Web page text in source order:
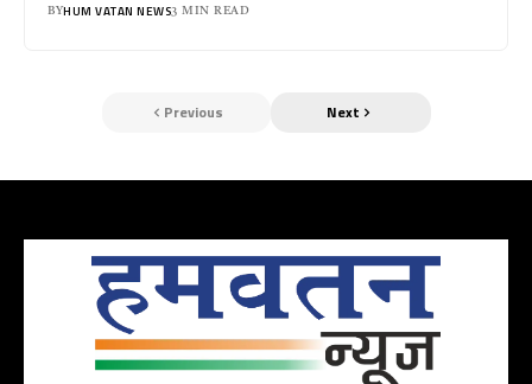
BYHUM VATAN NEWS3 MIN READ
Previous Next